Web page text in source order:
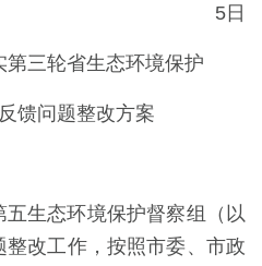
5日
第三轮省生态环境保护
馈问题整改方案
生态环境保护督察组（以
改工作，按照市委、市政